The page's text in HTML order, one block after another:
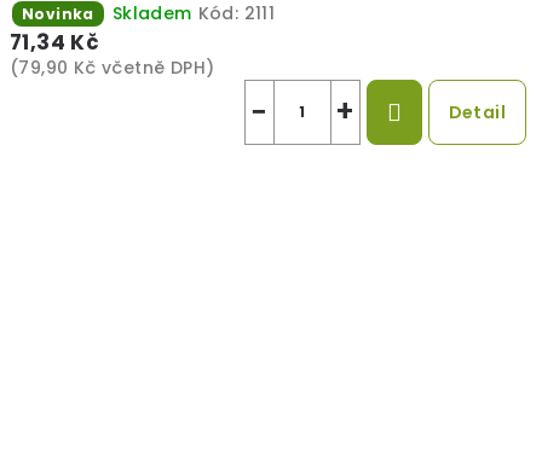
Novinka Skladem Kód: 2111
71,34 Kč
(79,90 Kč včetně DPH)
+
− Detail